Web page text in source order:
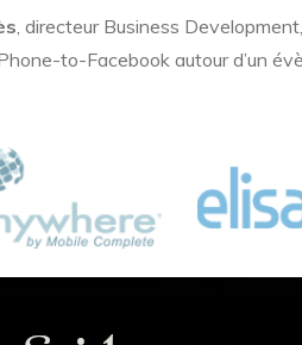
, directeur Business
to-Facebook autour d’un